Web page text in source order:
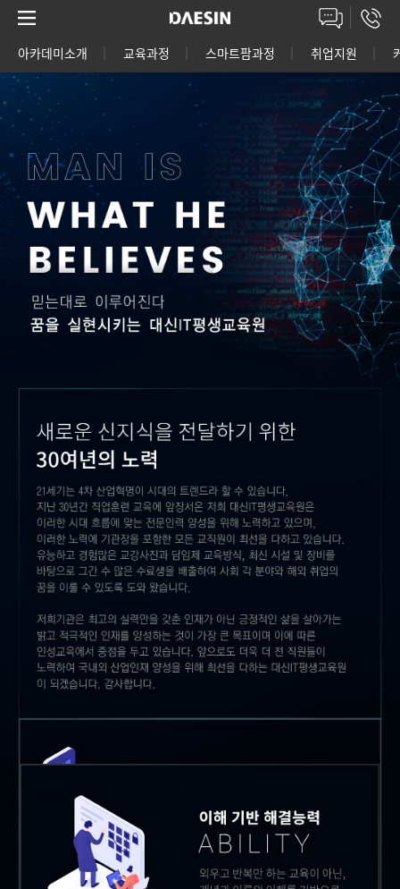
아카데미소개 교육과정 스마트팜과정 취업지원
고객상담센터